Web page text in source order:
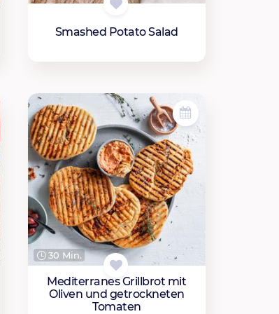
Smashed Potato Salad
30 Min.
Mediterranes Grillbrot mit
Oliven und getrockneten
Tomaten